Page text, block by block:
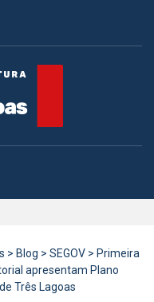
> Blog > SEGOV > Primeira
apresentam Plano
Três Lagoas